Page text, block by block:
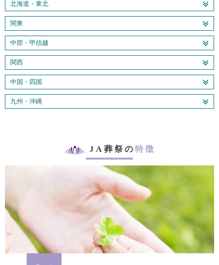
北海道・東北
関東
中部・甲信越
関西
中国・四国
九州・沖縄
JA葬祭の特徴